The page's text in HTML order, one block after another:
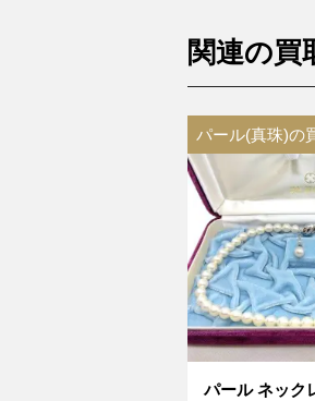
関連の買
パール(真珠)の
パール ネック